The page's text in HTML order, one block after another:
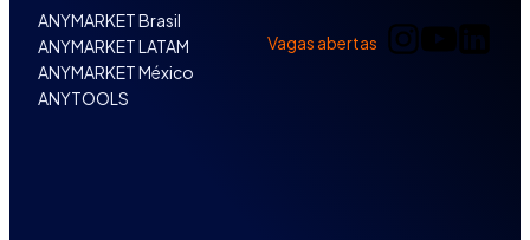
ANYMARKET Brasil
ANYMARKET LATAM
ANYMARKET México
ANYTOOLS
Vagas abertas